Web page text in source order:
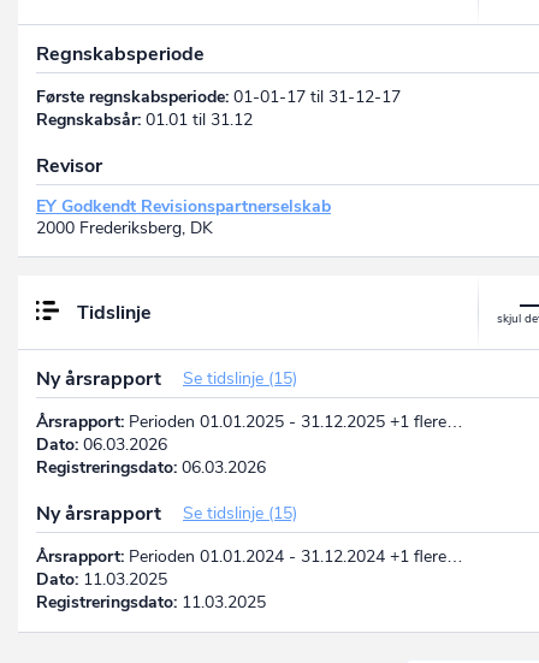
Regnskabsperiode
Første regnskabsperiode: 01-01-17 til 31-12-17
Regnskabsår: 01.01 til 31.12
Revisor
EY Godkendt Revisionspartnerselskab
2000 Frederiksberg, DK
Tidslinje
Ny årsrapport
Se tidslinje (15)
Årsrapport: Perioden 01.01.2025 - 31.12.2025 +1 flere…
Dato: 06.03.2026
Registreringsdato: 06.03.2026
Ny årsrapport
Se tidslinje (15)
Årsrapport: Perioden 01.01.2024 - 31.12.2024 +1 flere…
Dato: 11.03.2025
Registreringsdato: 11.03.2025